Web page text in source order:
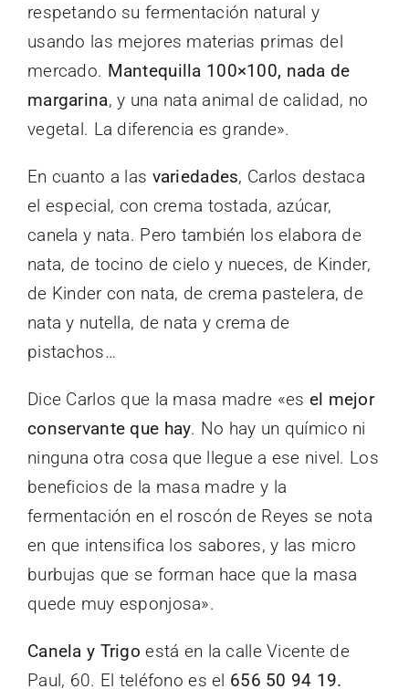
respetando su fermentación natural y
usando las mejores materias primas del
mercado. Mantequilla 100×100, nada de
margarina, y una nata animal de calidad, no
vegetal. La diferencia es grande».
En cuanto a las variedades, Carlos destaca
el especial, con crema tostada, azúcar,
canela y nata. Pero también los elabora de
nata, de tocino de cielo y nueces, de Kinder,
de Kinder con nata, de crema pastelera, de
nata y nutella, de nata y crema de
pistachos…
Dice Carlos que la masa madre «es el mejor
conservante que hay. No hay un químico ni
ninguna otra cosa que llegue a ese nivel. Los
beneficios de la masa madre y la
fermentación en el roscón de Reyes se nota
en que intensifica los sabores, y las micro
burbujas que se forman hace que la masa
quede muy esponjosa».
Canela y Trigo está en la calle Vicente de
Paul, 60. El teléfono es el 656 50 94 19.